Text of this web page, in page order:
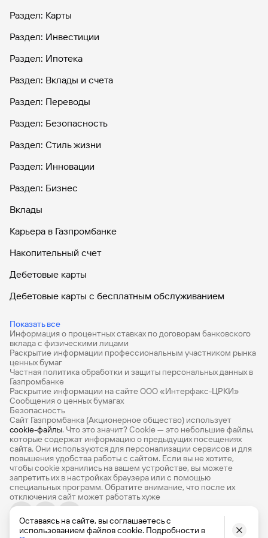
Раздел: Карты
Раздел: Инвестиции
Раздел: Ипотека
Раздел: Вклады и счета
Раздел: Переводы
Раздел: Безопасность
Раздел: Стиль жизни
Раздел: Инновации
Раздел: Бизнес
Вклады
Карьера в Газпромбанке
Накопительный счет
Дебетовые карты
Дебетовые карты с бесплатным обслуживанием
Показать все
Банковские вклады на 3 месяца
Вклады с высоким процентом
Калькулятор вкладов
Виртуальные карты
Премиум
РКО
Ипотечный калькулятор
Кредитный калькулятор
Про Финансы
База знаний
Информация о процентных ставках по договорам банковского
вклада с физическими лицами
Раскрытие информации профессиональным участником рынка
ценных бумаг
Частная политика обработки и защиты персональных данных в
Газпромбанке
Раскрытие информации на сайте ООО «Интерфакс-ЦРКИ»
Сообщения о ценных бумагах
Безопасность
Сайт Газпромбанка (Акционерное общество) использует
cookie-файлы. Что это значит? Сookie — это небольшие файлы,
которые содержат информацию о предыдущих посещениях
сайта. Они используются для персонализации сервисов и для
повышения удобства работы с сайтом. Если вы не хотите,
чтобы сookie хранились на вашем устройстве, вы можете
запретить их в настройках браузера или с помощью
специальных программ. Обратите внимание, что после их
отключения сайт может работать хуже
© 1990-2026, Банк ГПБ (АО) Генеральная лицензия Банка
Оставаясь на сайте, вы соглашаетесь с
использованием файлов cookie. Подробности в